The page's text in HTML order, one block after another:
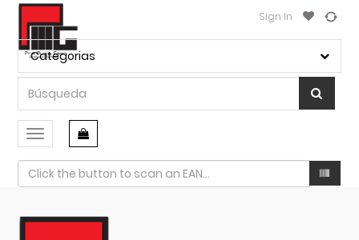
Sign In
Categorias
Conmutar
navegación